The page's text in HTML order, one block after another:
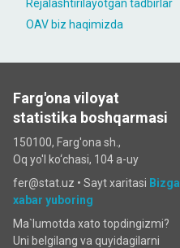
Rejalashtirilayotgan tadbirlar
OAV biz haqimizda
Farg'ona viloyat
statistika boshqarmasi
150100, Farg'ona sh.,
Oq yo'l ko‘chаsi, 104 a-uy
fer@stat.uz • Sayt xaritasi Bizga
xabar yuboring
Ma`lumotda xato topdingizmi?
Uni belgilang va quyidagilarni